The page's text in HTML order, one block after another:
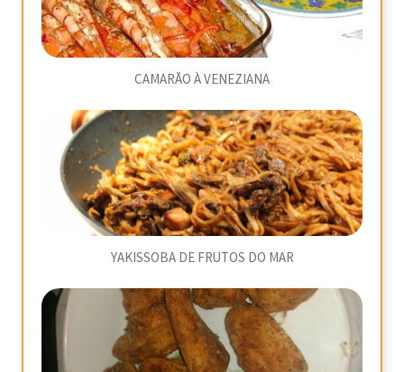
CAMARÃO À VENEZIANA
YAKISSOBA DE FRUTOS DO MAR